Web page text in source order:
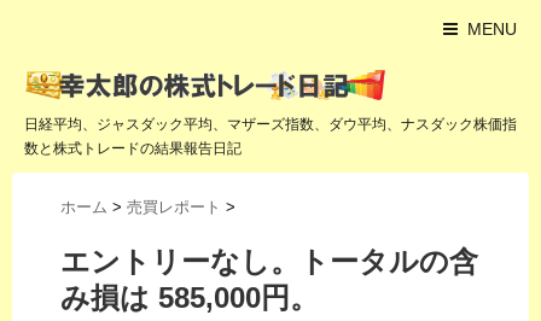
MENU
日経平均、ジャスダック平均、マザーズ指数、ダウ平均、ナスダック株価指
数と株式トレードの結果報告日記
ホーム > 売買レポート >
エントリーなし。トータルの含
み損は 585,000円。